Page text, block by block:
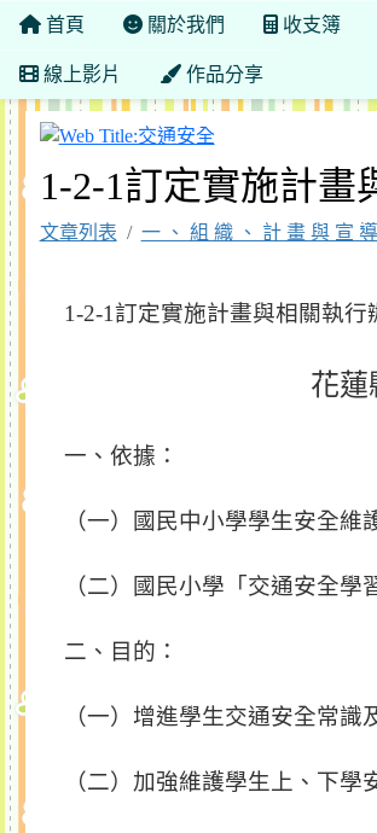
首頁 關於我們 收支簿
線上影片 作品分享
交通安全
1-2-1訂定實施計畫
文章列表 一 、 組 織 、 計 畫 與 宣 導
1-2-1訂定實施計畫與相關執行
花蓮
一、依據：
（一）國民中小學學生安全維
（二）國民小學「交通安全
二、目的：
（一）增進學生交通安全常識
（二）加強維護學生上、下學